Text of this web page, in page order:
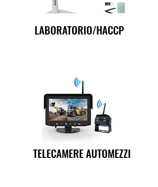
LABORATORIO/HACCP
TELECAMERE AUTOMEZZI